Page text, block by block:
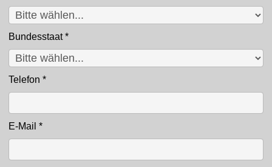
Bundesstaat*
Telefon *
E-Mail *